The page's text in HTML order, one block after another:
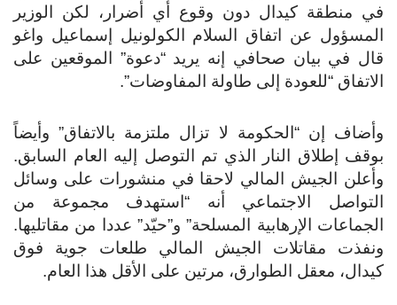
في منطقة كيدال دون وقوع أي أضرار، لكن الوزير
المسؤول عن اتفاق السلام الكولونيل إسماعيل واغو
قال في بيان صحافي إنه يريد “دعوة” الموقعين على
الاتفاق “للعودة إلى طاولة المفاوضات”.
وأضاف إن “الحكومة لا تزال ملتزمة بالاتفاق” وأيضاً
بوقف إطلاق النار الذي تم التوصل إليه العام السابق.
وأعلن الجيش المالي لاحقا في منشورات على وسائل
التواصل الاجتماعي أنه “استهدف مجموعة من
الجماعات الإرهابية المسلحة” و”حيّد” عددا من مقاتليها.
ونفذت مقاتلات الجيش المالي طلعات جوية فوق
كيدال، معقل الطوارق، مرتين على الأقل هذا العام.